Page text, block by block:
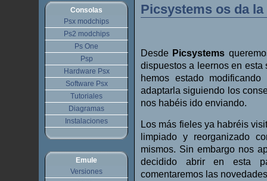
Picsystems os da
Desde Picsystems
dispuestos a leernos en esta
hemos estado
adaptarla siguiendo los
nos habéis ido enviando.
Los más fieles ya habréis
limpiado y reorganizado
mismos. Sin embargo nos
decidido abrir en esta
comentaremos las
Consolas
Psx modchips
Ps2 modchips
Ps One
Psp
Hardware Psx
Software Psx
Tutoriales
Diagramas
Instalaciones
Emule
Versiones